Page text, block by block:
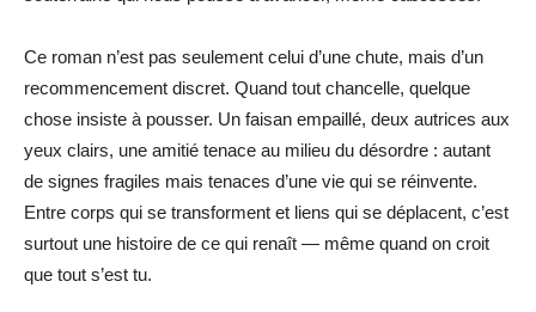
Ce roman n’est pas seulement celui d’une chute, mais d’un
recommencement discret. Quand tout chancelle, quelque
chose insiste à pousser. Un faisan empaillé, deux autrices aux
yeux clairs, une amitié tenace au milieu du désordre : autant
de signes fragiles mais tenaces d’une vie qui se réinvente.
Entre corps qui se transforment et liens qui se déplacent, c’est
surtout une histoire de ce qui renaît — même quand on croit
que tout s’est tu.